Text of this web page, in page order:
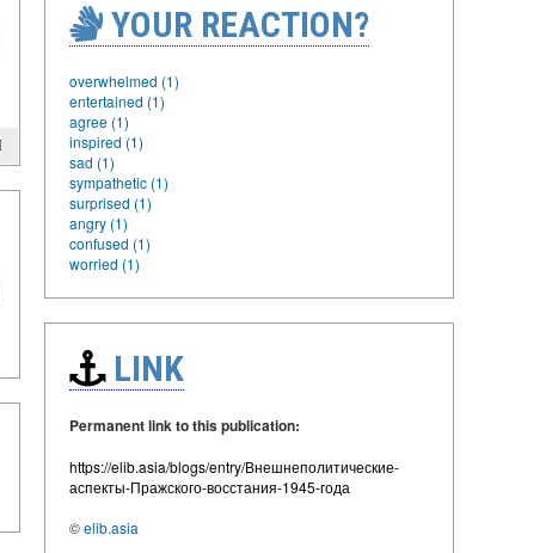
YOUR REACTION?
overwhelmed (1)
entertained (1)
agree (1)
inspired (1)
sad (1)
sympathetic (1)
surprised (1)
angry (1)
confused (1)
worried (1)
LINK
Permanent link to this publication:
https://elib.asia/blogs/entry/Внешнеполитические-
аспекты-Пражского-восстания-1945-года
©elib.asia